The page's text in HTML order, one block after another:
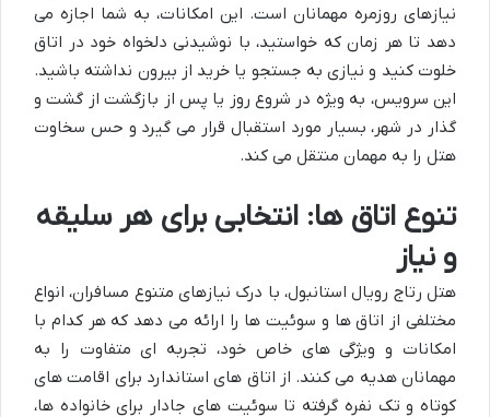
نیازهای روزمره مهمانان است. این امکانات، به شما اجازه می
دهد تا هر زمان که خواستید، با نوشیدنی دلخواه خود در اتاق
خلوت کنید و نیازی به جستجو یا خرید از بیرون نداشته باشید.
این سرویس، به ویژه در شروع روز یا پس از بازگشت از گشت و
گذار در شهر، بسیار مورد استقبال قرار می گیرد و حس سخاوت
هتل را به مهمان منتقل می کند.
تنوع اتاق ها: انتخابی برای هر سلیقه
و نیاز
هتل رتاج رویال استانبول، با درک نیازهای متنوع مسافران، انواع
مختلفی از اتاق ها و سوئیت ها را ارائه می دهد که هر کدام با
امکانات و ویژگی های خاص خود، تجربه ای متفاوت را به
مهمانان هدیه می کنند. از اتاق های استاندارد برای اقامت های
کوتاه و تک نفره گرفته تا سوئیت های جادار برای خانواده ها،